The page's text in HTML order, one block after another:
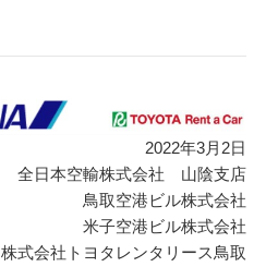
2022年3月2日
全日本空輸株式会社 山陰支店
鳥取空港ビル株式会社
米子空港ビル株式会社
株式会社トヨタレンタリース鳥取